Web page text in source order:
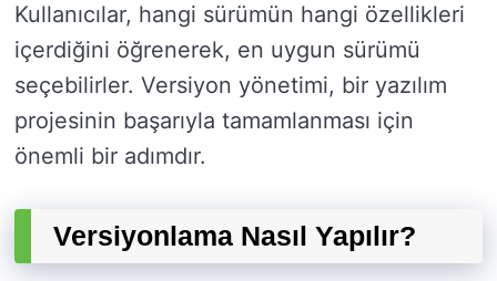
Kullanıcılar, hangi sürümün hangi özellikleri
içerdiğini öğrenerek, en uygun sürümü
seçebilirler. Versiyon yönetimi, bir yazılım
projesinin başarıyla tamamlanması için
önemli bir adımdır.
Versiyonlama Nasıl Yapılır?